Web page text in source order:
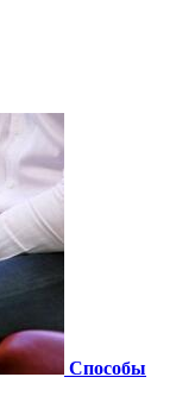
Способы